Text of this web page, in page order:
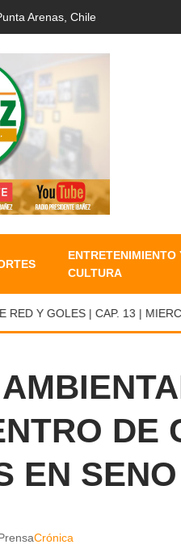
Arenas, Chile
ENTRETENIMIENTO
CULTURA
Y GOLES | CAP. 13 |
DE
EN
Crónica